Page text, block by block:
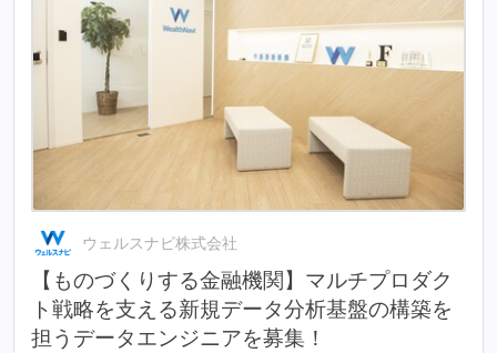
ウェルスナビ株式会社
【ものづくりする金融機関】マルチプロダク
ト戦略を支える新規データ分析基盤の構築を
担うデータエンジニアを募集！